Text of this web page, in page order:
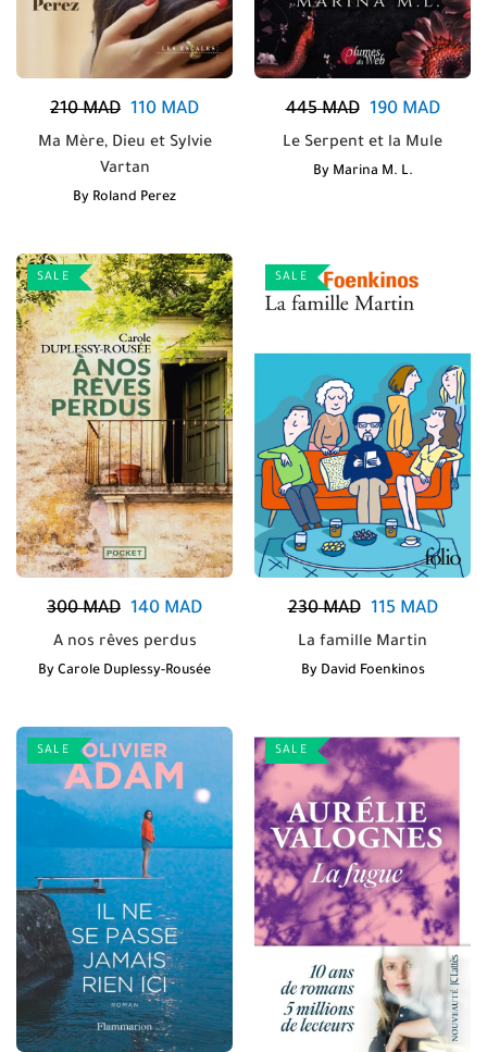
210MAD 110 MAD
Ma Mère, Dieu et Sylvie
Vartan
By Roland Perez
445MAD 190MAD
Le Serpent et la Mule
By Marina M. L.
SALE
300MAD 140 MAD
A nos rêves perdus
By Carole Duplessy-Rousée
SALE
230MAD 115MAD
La famille Martin
By David Foenkinos
SALE SALE